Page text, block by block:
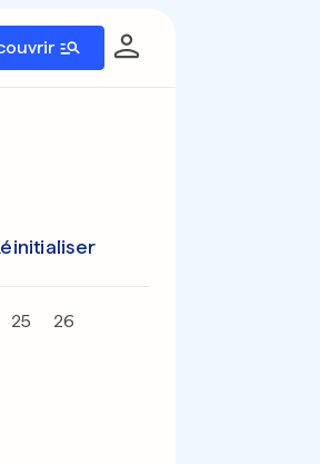
25 26